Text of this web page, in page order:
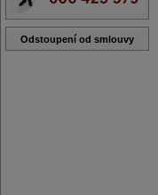
Odstoupení od smlouvy